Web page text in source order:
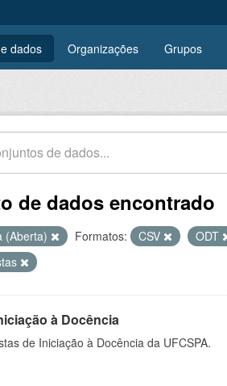
dados Organizações Grupos
de dados encontrado
(Aberta) Formatos: CSV ODT
à Docência
de Iniciação à Docência da UFCSPA.